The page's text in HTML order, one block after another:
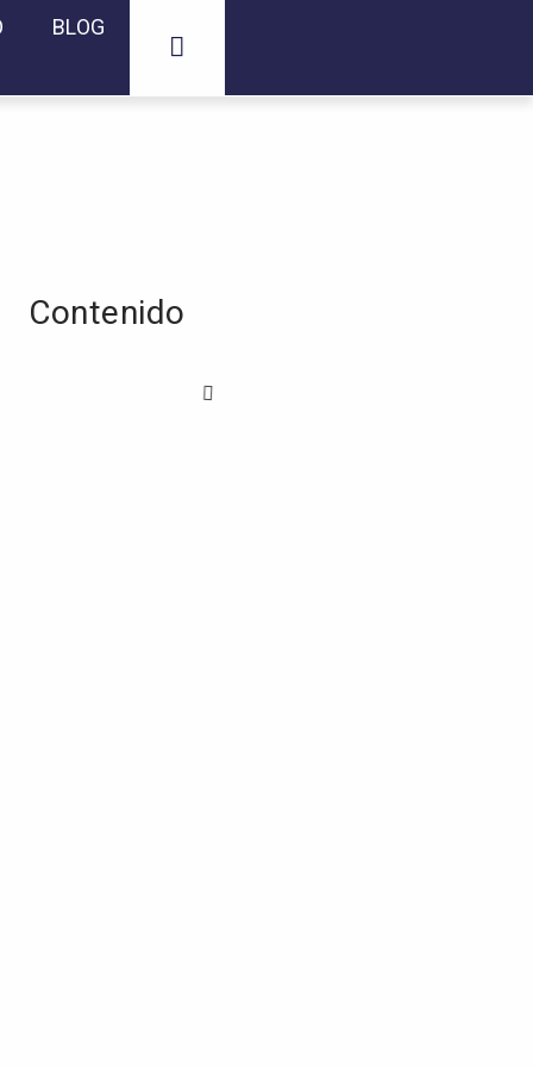
BLOG
Contenido